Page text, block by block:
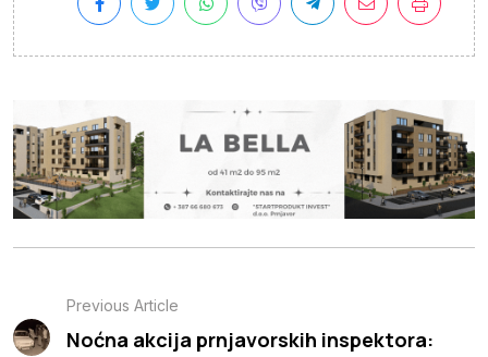
Previous Article
Noćna akcija prnjavorskih inspektora: